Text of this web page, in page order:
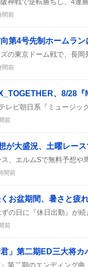
間前
第4号先制ホームラン
間前
前
間前
くお盆期間、暑さと疲
前